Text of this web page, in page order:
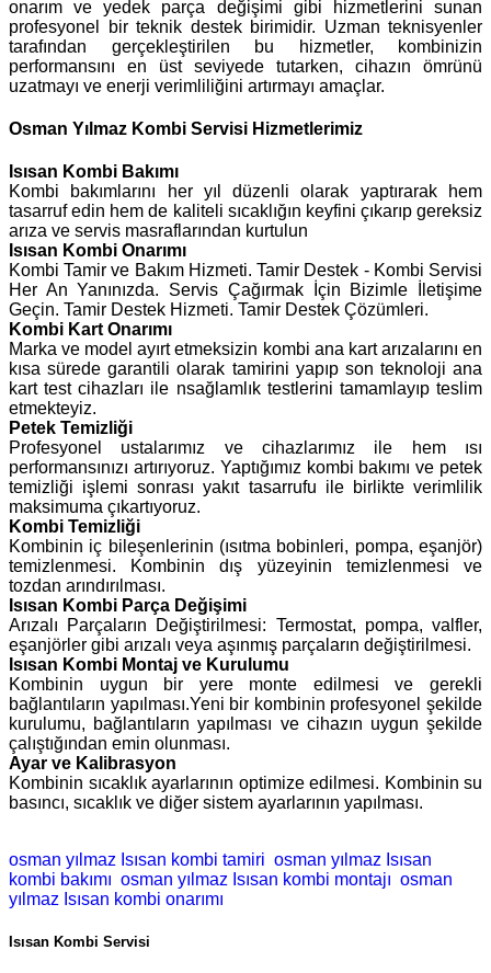
onarım ve yedek parça değişimi gibi hizmetlerini sunan
profesyonel bir teknik destek birimidir. Uzman teknisyenler
tarafından gerçekleştirilen bu hizmetler, kombinizin
performansını en üst seviyede tutarken, cihazın ömrünü
uzatmayı ve enerji verimliliğini artırmayı amaçlar.
Osman Yılmaz Kombi Servisi Hizmetlerimiz
Isısan Kombi Bakımı
Kombi bakımlarını her yıl düzenli olarak yaptırarak hem
tasarruf edin hem de kaliteli sıcaklığın keyfini çıkarıp gereksiz
arıza ve servis masraflarından kurtulun
Isısan Kombi Onarımı
Kombi Tamir ve Bakım Hizmeti. Tamir Destek - Kombi Servisi
Her An Yanınızda. Servis Çağırmak İçin Bizimle İletişime
Geçin. Tamir Destek Hizmeti. Tamir Destek Çözümleri.
Kombi Kart Onarımı
Marka ve model ayırt etmeksizin kombi ana kart arızalarını en
kısa sürede garantili olarak tamirini yapıp son teknoloji ana
kart test cihazları ile nsağlamlık testlerini tamamlayıp teslim
etmekteyiz.
Petek Temizliği
Profesyonel ustalarımız ve cihazlarımız ile hem ısı
performansınızı artırıyoruz. Yaptığımız kombi bakımı ve petek
temizliği işlemi sonrası yakıt tasarrufu ile birlikte verimlilik
maksimuma çıkartıyoruz.
Kombi Temizliği
Kombinin iç bileşenlerinin (ısıtma bobinleri, pompa, eşanjör)
temizlenmesi. Kombinin dış yüzeyinin temizlenmesi ve
tozdan arındırılması.
Isısan Kombi Parça Değişimi
Arızalı Parçaların Değiştirilmesi: Termostat, pompa, valfler,
eşanjörler gibi arızalı veya aşınmış parçaların değiştirilmesi.
Isısan Kombi Montaj ve Kurulumu
Kombinin uygun bir yere monte edilmesi ve gerekli
bağlantıların yapılması.Yeni bir kombinin profesyonel şekilde
kurulumu, bağlantıların yapılması ve cihazın uygun şekilde
çalıştığından emin olunması.
Ayar ve Kalibrasyon
Kombinin sıcaklık ayarlarının optimize edilmesi. Kombinin su
basıncı, sıcaklık ve diğer sistem ayarlarının yapılması.
osman yılmaz Isısan kombi tamiri osman yılmaz Isısan
kombi bakımı osman yılmaz Isısan kombi montajı osman
yılmaz Isısan kombi onarımı
Isısan Kombi Servisi